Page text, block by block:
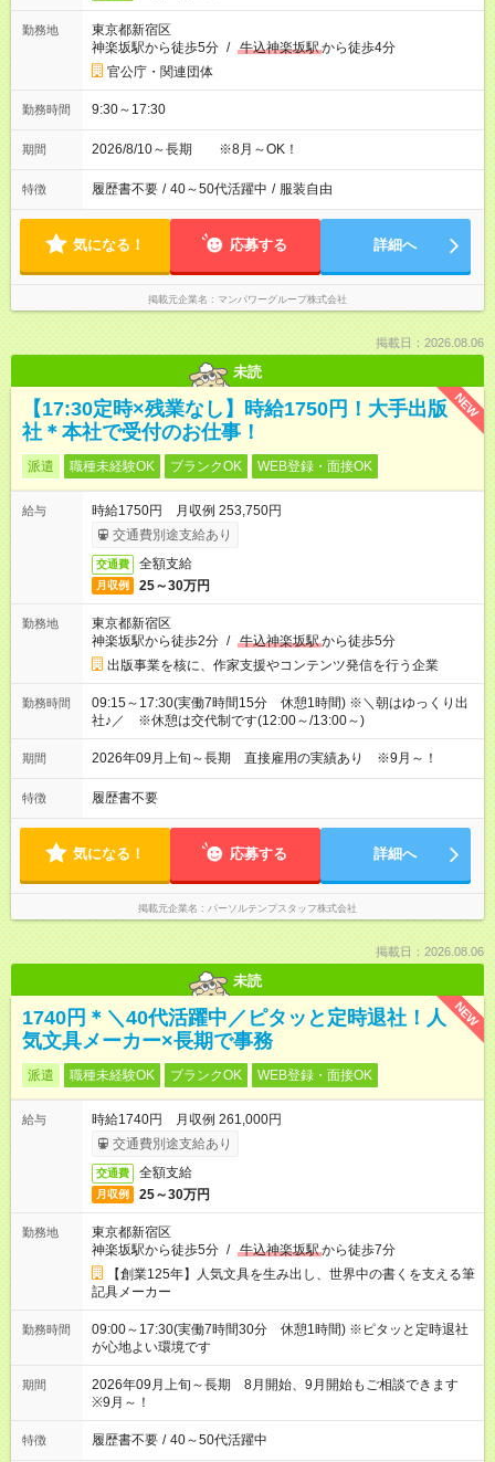
勤務地
東京都新宿区
神楽坂駅から徒歩5分 / 牛込神楽坂駅から徒歩4分
官公庁・関連団体
勤務時間 9:30～17:30
期間 2026/8/10～長期 ※8月～OK！
特徴 履歴書不要 / 40～50代活躍中 / 服装自由
気になる！ 応募する 詳細へ
掲載元企業名 マンパワーグループ株式会社
掲載日：2026.08.06
未読
NEW
【17:30定時×残業なし】時給1750円！大手出版
社＊本社で受付のお仕事！
派遣 職種未経験OK ブランクOK WEB登録・面接OK
給与
時給1750円 月収例 253,750円
交通費別途支給あり
交通費 全額支給
月収例 25～30万円
勤務地
東京都新宿区
神楽坂駅から徒歩2分 / 牛込神楽坂駅から徒歩5分
出版事業を核に、作家支援やコンテンツ発信を行う企業
勤務時間
09:15～17:30(実働7時間15分 休憩1時間) ※＼朝はゆっくり出
社♪／ ※休憩は交代制です(12:00～/13:00～)
期間 2026年09月上旬～長期 直接雇用の実績あり ※9月～！
特徴 履歴書不要
気になる！ 応募する 詳細へ
掲載元企業名 パーソルテンプスタッフ株式会社
掲載日：2026.08.06
未読
NEW
1740円＊＼40代活躍中／ピタッと定時退社！人
気文具メーカー×長期で事務
派遣 職種未経験OK ブランクOK WEB登録・面接OK
給与
時給1740円 月収例 261,000円
交通費別途支給あり
交通費 全額支給
月収例 25～30万円
勤務地
東京都新宿区
神楽坂駅から徒歩5分 / 牛込神楽坂駅から徒歩7分
【創業125年】人気文具を生み出し、世界中の書くを支える筆
記具メーカー
勤務時間
09:00～17:30(実働7時間30分 休憩1時間) ※ピタッと定時退社
が心地よい環境です
期間
2026年09月上旬～長期 8月開始、9月開始もご相談できます
※9月～！
特徴 履歴書不要 / 40～50代活躍中